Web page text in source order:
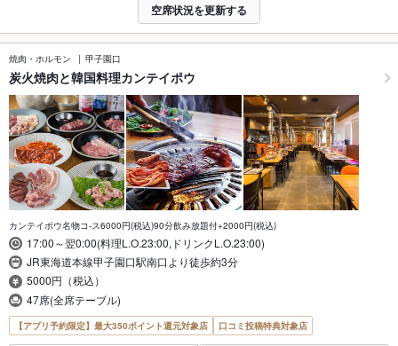
空席状況を更新する
焼肉・ホルモン 甲子園口
炭火焼肉と韓国料理カンテイポウ
カンテイポウ名物コ-ス6000円(税込)90分飲み放題付+2000円(税込)
17:00～翌0:00(料理L.O.23:00,ドリンクL.O.23:00)
JR東海道本線甲子園口駅南口より徒歩約3分
5000円（税込）
47席(全席テーブル)
【アプリ予約限定】最大350ポイント還元対象店 口コミ投稿特典対象店